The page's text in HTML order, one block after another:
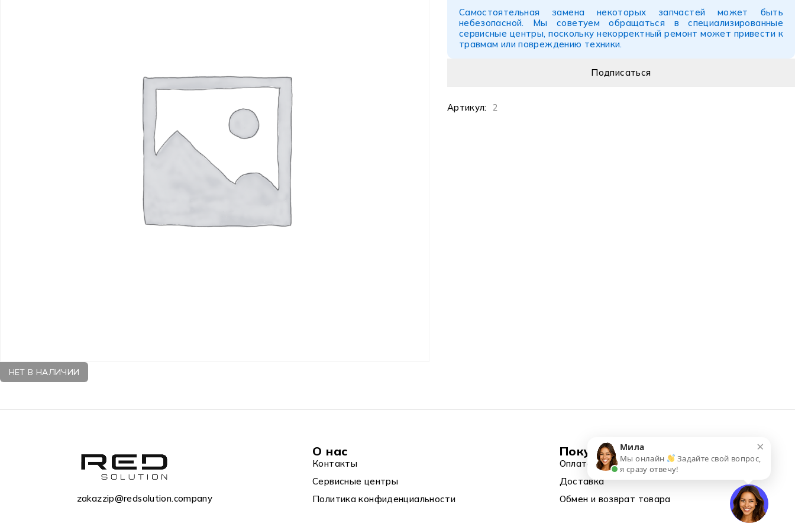
НЕТ В НАЛИЧИИ
Самостоятельная замена некоторых запчастей может быть
небезопасной. Мы советуем обращаться в специализированные
сервисные центры, поскольку некорректный ремонт может привести к
травмам или повреждению техники.
Артикул: 2
zakazzip@redsolution.company
О нас
Контакты
Сервисные центры
Политика конфиденциальности
Покупка
Оплата
Доставка
Обмен и возврат товара
×
Мила
Мы онлайн
Задайте свой вопрос,
я сразу отвечу!